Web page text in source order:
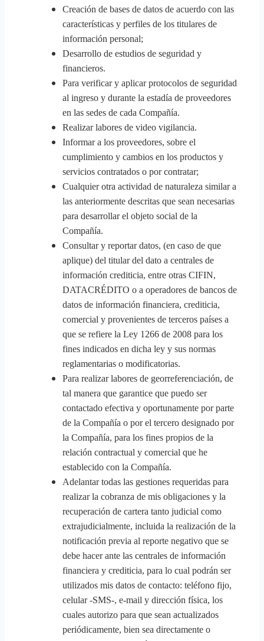
Creación de bases de datos de acuerdo con las
características y perfiles de los titulares de
información personal;
Desarrollo de estudios de seguridad y
financieros.
Para verificar y aplicar protocolos de seguridad
al ingreso y durante la estadía de proveedores
en las sedes de cada Compañía.
Realizar labores de video vigilancia.
Informar a los proveedores, sobre el
cumplimiento y cambios en los productos y
servicios contratados o por contratar;
Cualquier otra actividad de naturaleza similar a
las anteriormente descritas que sean necesarias
para desarrollar el objeto social de la
Compañía.
Consultar y reportar datos, (en caso de que
aplique) del titular del dato a centrales de
información crediticia, entre otras CIFIN,
DATACRÉDITO o a operadores de bancos de
datos de información financiera, crediticia,
comercial y provenientes de terceros países a
que se refiere la Ley 1266 de 2008 para los
fines indicados en dicha ley y sus normas
reglamentarias o modificatorias.
Para realizar labores de georreferenciación, de
tal manera que garantice que puedo ser
contactado efectiva y oportunamente por parte
de la Compañía o por el tercero designado por
la Compañía, para los fines propios de la
relación contractual y comercial que he
establecido con la Compañía.
Adelantar todas las gestiones requeridas para
realizar la cobranza de mis obligaciones y la
recuperación de cartera tanto judicial como
extrajudicialmente, incluida la realización de la
notificación previa al reporte negativo que se
debe hacer ante las centrales de información
financiera y crediticia, para lo cual podrán ser
utilizados mis datos de contacto: teléfono fijo,
celular -SMS-, e-mail y dirección física, los
cuales autorizo para que sean actualizados
periódicamente, bien sea directamente o